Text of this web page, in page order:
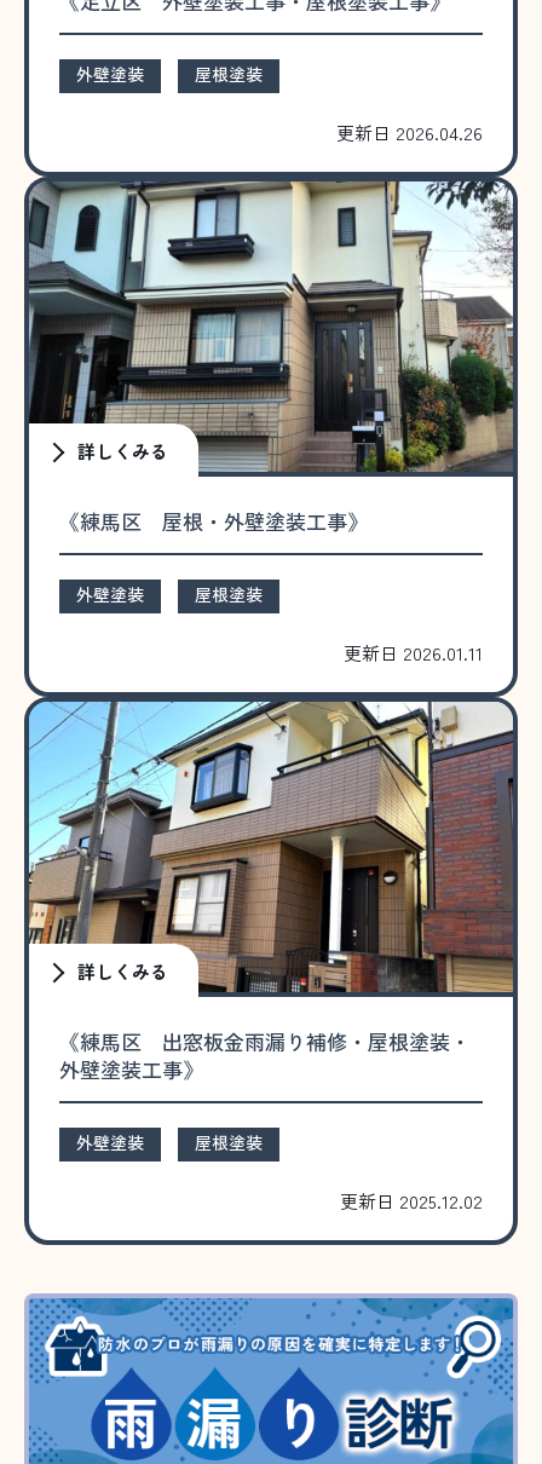
外壁塗装 屋根塗装
更新日 2026.04.26
《練馬区 屋根・外壁塗装工事》
外壁塗装 屋根塗装
更新日 2026.01.11
詳しくみる
《練馬区 出窓板金雨漏り補修・屋根塗装・
外壁塗装工事》
外壁塗装 屋根塗装
更新日 2025.12.02
詳しくみる